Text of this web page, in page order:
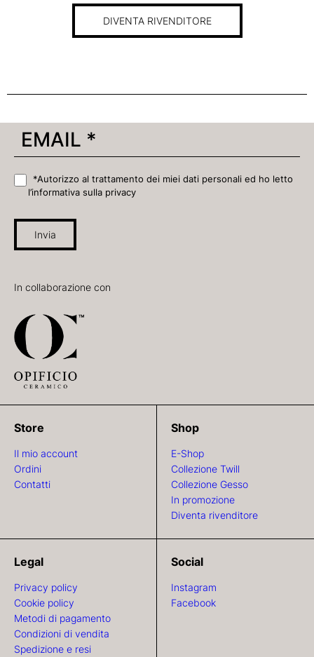
DIVENTA RIVENDITORE
*Autorizzo al trattamento dei miei dati personali ed ho letto
l’informativa sulla privacy
Invia
In collaborazione con
Store
Il mio account
Ordini
Contatti
Shop
E-Shop
Collezione Twill
Collezione Gesso
In promozione
Diventa rivenditore
Legal
Privacy policy
Cookie policy
Metodi di pagamento
Condizioni di vendita
Spedizione e resi
Social
Instagram
Facebook